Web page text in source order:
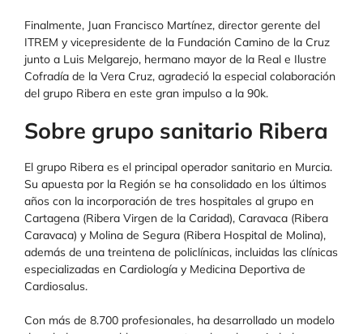
Finalmente, Juan Francisco Martínez, director gerente del
ITREM y vicepresidente de la Fundación Camino de la Cruz
junto a Luis Melgarejo, hermano mayor de la Real e Ilustre
Cofradía de la Vera Cruz, agradeció la especial colaboración
del grupo Ribera en este gran impulso a la 90k.
Sobre grupo sanitario Ribera
El grupo Ribera es el principal operador sanitario en Murcia.
Su apuesta por la Región se ha consolidado en los últimos
años con la incorporación de tres hospitales al grupo en
Cartagena (Ribera Virgen de la Caridad), Caravaca (Ribera
Caravaca) y Molina de Segura (Ribera Hospital de Molina),
además de una treintena de policlínicas, incluidas las clínicas
especializadas en Cardiología y Medicina Deportiva de
Cardiosalus.
Con más de 8.700 profesionales, ha desarrollado un modelo